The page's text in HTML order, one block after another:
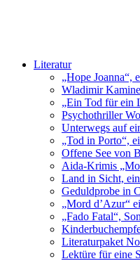
Literatur
„Hope Joanna“,
Wladimir
„Ein Tod für ein
Psychothriller
Unterwegs auf
„Tod in Porto“,
Offene See von
Aida-Krimis
Land in Sicht,
Geduldprobe in
„Mord d’Azur“
„Fado Fatal“,
Literaturpaket
Lektüre für eine